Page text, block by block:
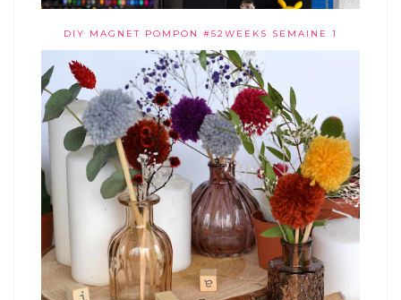
DIY MAGNET POMPON #52WEEKS SEMAINE 1